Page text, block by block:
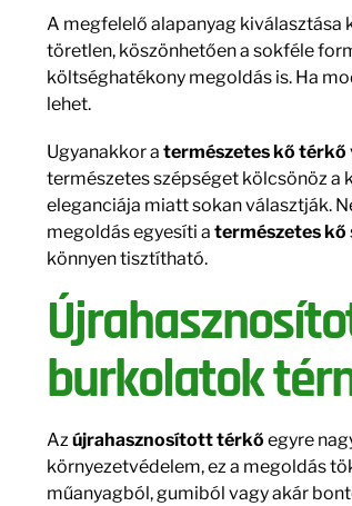
A megfelelő alapanyag kiválasztása
töretlen, köszönhetően a sokféle
költséghatékony megoldás is. Ha
lehet.
Ugyanakkor a természetes kő térkő
természetes szépséget kölcsönöz a
eleganciája miatt sokan választják.
megoldás egyesíti a természetes kő
könnyen tisztítható.
burkolatok
Azújrahasznosított térkő egyre
környezetvédelem, ez a megoldás
műanyagból, gumiból vagy akár